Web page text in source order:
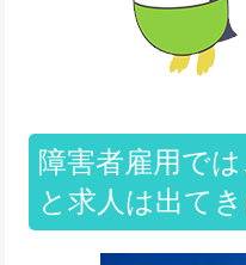
障害者雇用で
と求人は出て